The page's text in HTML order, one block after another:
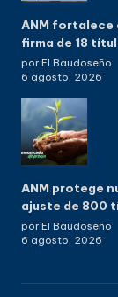
ANM
firma de 18
por El Baudoseño
6 agosto, 2026
ANM protege
ajuste de 800
por El Baudoseño
6 agosto, 2026